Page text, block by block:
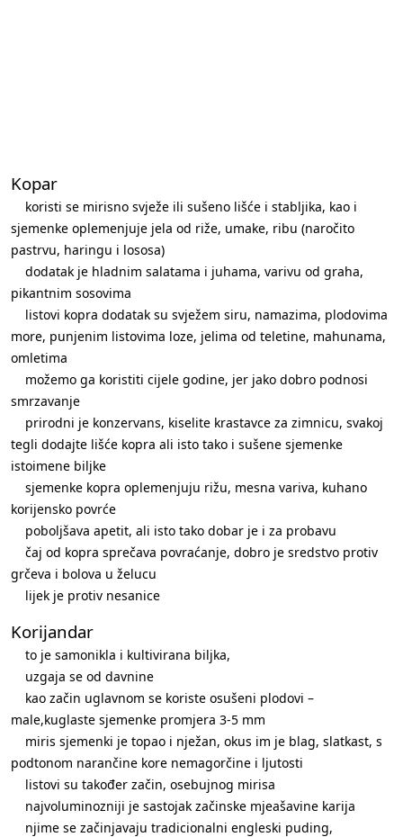
Kopar
koristi se mirisno svježe ili sušeno lišće i stabljika, kao i
sjemenke oplemenjuje jela od riže, umake, ribu (naročito
pastrvu, haringu i lososa)
dodatak je hladnim salatama i juhama, varivu od graha,
pikantnim sosovima
listovi kopra dodatak su svježem siru, namazima, plodovima
more, punjenim listovima loze, jelima od teletine, mahunama,
omletima
možemo ga koristiti cijele godine, jer jako dobro podnosi
smrzavanje
prirodni je konzervans, kiselite krastavce za zimnicu, svakoj
tegli dodajte lišće kopra ali isto tako i sušene sjemenke
istoimene biljke
sjemenke kopra oplemenjuju rižu, mesna variva, kuhano
korijensko povrće
poboljšava apetit, ali isto tako dobar je i za probavu
čaj od kopra sprečava povraćanje, dobro je sredstvo protiv
grčeva i bolova u želucu
lijek je protiv nesanice
Korijandar
to je samonikla i kultivirana biljka,
uzgaja se od davnine
kao začin uglavnom se koriste osušeni plodovi –
male,kuglaste sjemenke promjera 3-5 mm
miris sjemenki je topao i nježan, okus im je blag, slatkast, s
podtonom narančine kore nemagorčine i ljutosti
listovi su također začin, osebujnog mirisa
najvoluminozniji je sastojak začinske mjeašavine karija
njime se začinjavaju tradicionalni engleski puding,